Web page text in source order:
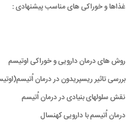
غذاها و خوراکی های مناسب پیشنهادی :
روش های درمان دارویی و خوراکی اوتیسم
بررسی تاثیر ریسپریدون در درمان
نقش سلولهای بنیادی در درمان اُتیسم
درمان اُتیسم با دارویی کهنسال